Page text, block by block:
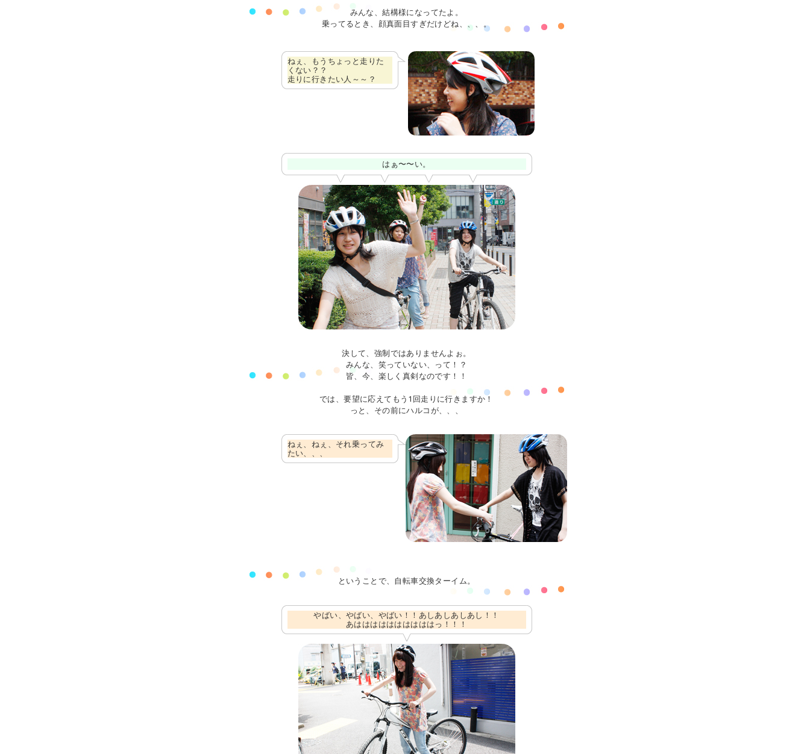
みんな、結構様になってたよ。
乗ってるとき、顔真面目すぎだけどね、、、。
ねぇ、もうちょっと走りた
くない？？
走りに行きたい人～～？
はぁ〜〜い。
決して、強制ではありませんよぉ。
みんな、笑っていない、って！？
皆、今、楽しく真剣なのです！！
では、要望に応えてもう1回走りに行きますか！
っと、その前にハルコが、、、
ねぇ、ねぇ、それ乗ってみ
たい、、、
ということで、自転車交換ターイム。
やばい、やばい、やばい！！あしあしあしあし！！
あははははははははははっ！！！